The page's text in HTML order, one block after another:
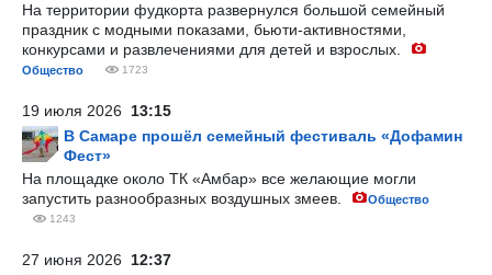
На территории фудкорта развернулся большой семейный
праздник с модными показами, бьюти-активностями,
конкурсами и развлечениями для детей и взрослых.
Общество 1723
19 июля 2026 13:15
В Самаре прошёл семейный фестиваль «Дофамин
Фест»
На площадке около ТК «Амбар» все желающие могли
запустить разнообразных воздушных змеев.
Общество
1243
27 июня 2026 12:37